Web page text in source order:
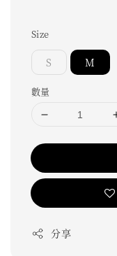
Size
S M
數量
分享